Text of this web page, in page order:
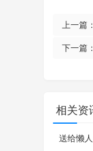
上一篇：
下一篇：
相关资
送给懒